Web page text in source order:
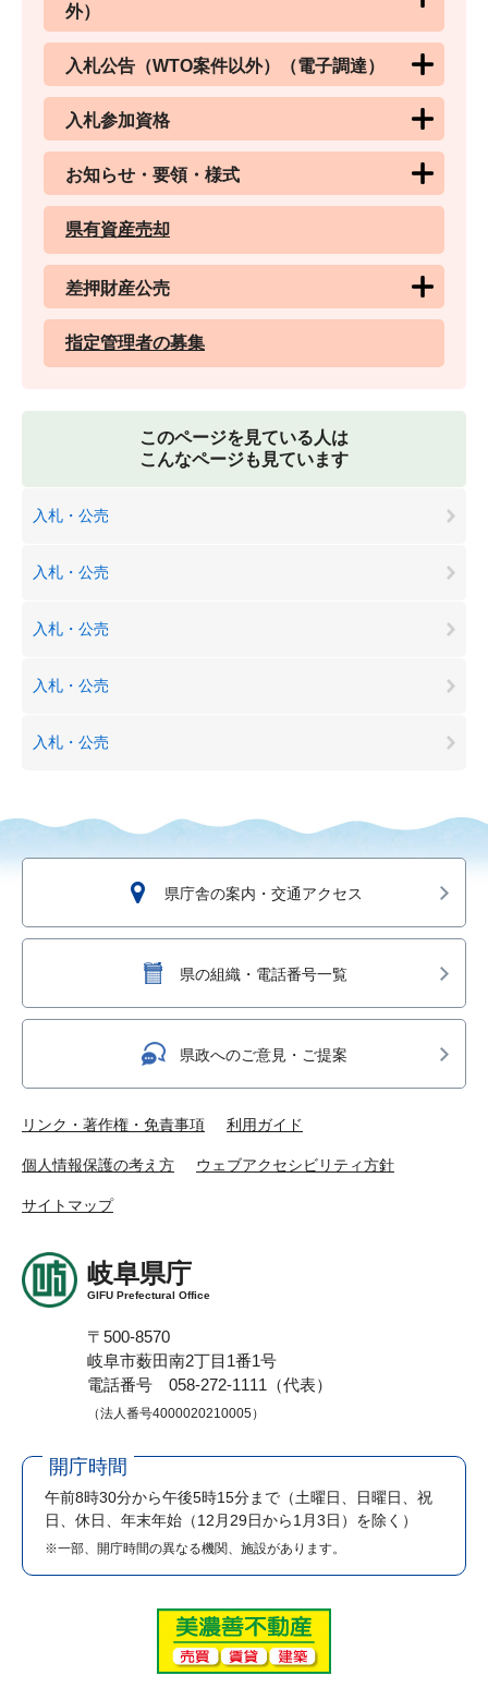
外）
入札公告（WTO案件以外）（電子調達）
入札参加資格
お知らせ・要領・様式
県有資産売却
差押財産公売
指定管理者の募集
このページを見ている人は
こんなページも見ています
入札・公売
入札・公売
入札・公売
入札・公売
入札・公売
県庁舎の案内・交通アクセス
県の組織・電話番号一覧
県政へのご意見・ご提案
リンク・著作権・免責事項 利用ガイド
個人情報保護の考え方 ウェブアクセシビリティ方針
サイトマップ
岐阜県庁
GIFU Prefectural Office
〒500-8570
岐阜市薮田南2丁目1番1号
電話番号 058-272-1111（代表）
（法人番号4000020210005）
開庁時間
午前8時30分から午後5時15分まで （土曜日、日曜日、祝
日、休日、年末年始（12月29日から1月3日）を除く）
※一部、開庁時間の異なる機関、施設があります。